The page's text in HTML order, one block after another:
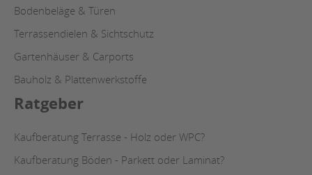
Bodenbeläge & Türen
Terrassendielen & Sichtschutz
Gartenhäuser & Carports
Bauholz & Plattenwerkstoffe
Ratgeber
Kaufberatung Terrasse - Holz oder WPC?
Kaufberatung Böden - Parkett oder Laminat?